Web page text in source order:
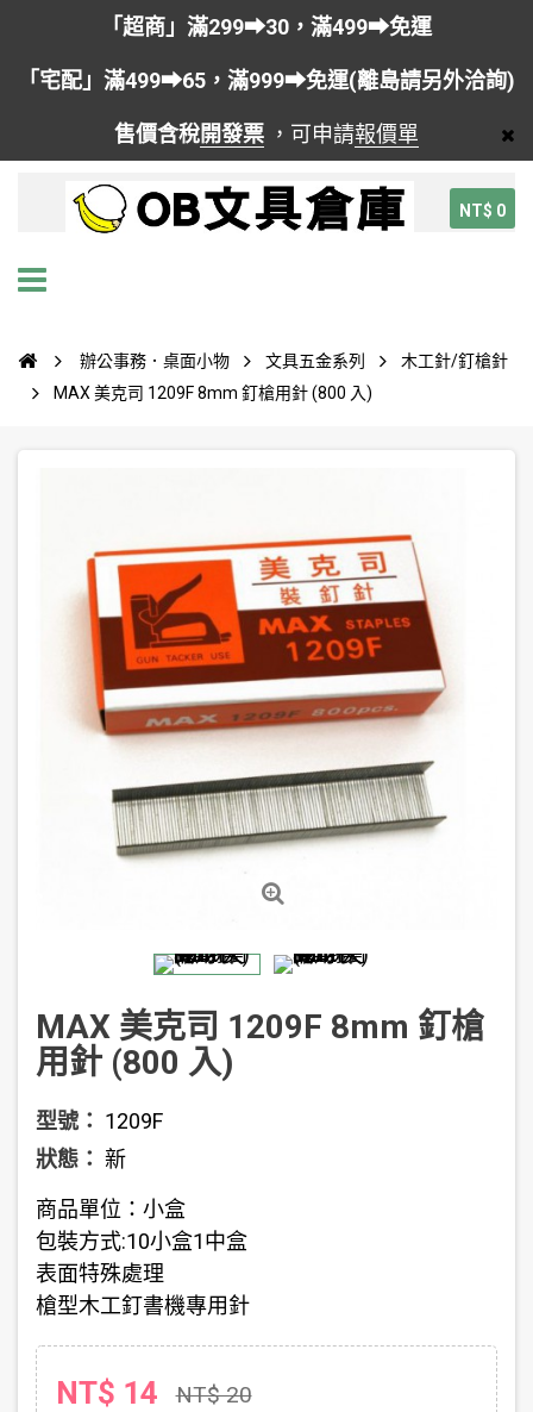
「超商」滿299➡30，滿499➡免運
「宅配」滿499➡65，滿999➡免運(離島請另外洽詢)
售價含稅開發票 ，可申請報價單
NT$ 0
辦公事務．桌面小物 文具五金系列
木工針/釘槍針
MAX 美克司 1209F 8mm 釘槍用針 (800 入)
MAX 美克司 1209F 8mm 釘槍
用針 (800 入)
型號： 1209F
狀態： 新
商品單位：小盒
包裝方式:10小盒1中盒
表面特殊處理
槍型木工釘書機專用針
NT$ 14 NT$ 20